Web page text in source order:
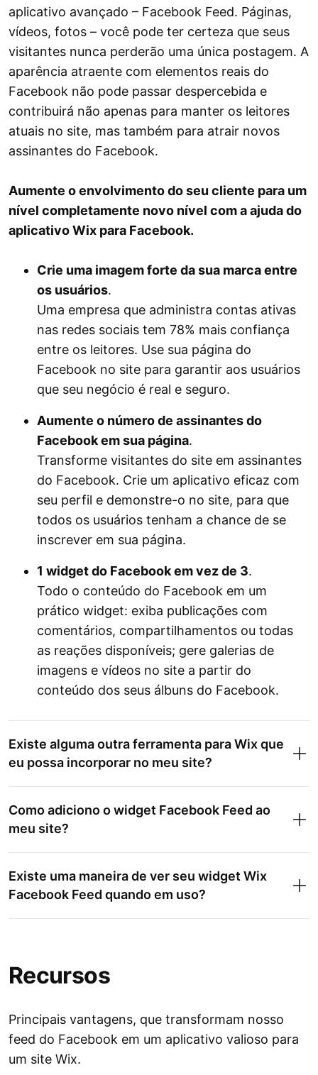
aplicativo avançado – Facebook Feed. Páginas,
vídeos, fotos – você pode ter certeza que seus
visitantes nunca perderão uma única postagem. A
aparência atraente com elementos reais do
Facebook não pode passar despercebida e
contribuirá não apenas para manter os leitores
atuais no site, mas também para atrair novos
assinantes do Facebook.
Aumente o envolvimento do seu cliente para um
nível completamente novo nível com a ajuda do
aplicativo Wix para Facebook.
Crie uma imagem forte da sua marca entre
os usuários.
Uma empresa que administra contas ativas
nas redes sociais tem 78% mais confiança
entre os leitores. Use sua página do
Facebook no site para garantir aos usuários
que seu negócio é real e seguro.
Aumente o número de assinantes do
Facebook em sua página.
Transforme visitantes do site em assinantes
do Facebook. Crie um aplicativo eficaz com
seu perfil e demonstre-o no site, para que
todos os usuários tenham a chance de se
inscrever em sua página.
1 widget do Facebook em vez de 3.
Todo o conteúdo do Facebook em um
prático widget: exiba publicações com
comentários, compartilhamentos ou todas
as reações disponíveis; gere galerias de
imagens e vídeos no site a partir do
conteúdo dos seus álbuns do Facebook.
Existe alguma outra ferramenta para Wix que
eu possa incorporar no meu site?
Como adiciono o widget Facebook Feed ao
meu site?
Existe uma maneira de ver seu widget Wix
Facebook Feed quando em uso?
Recursos
Principais vantagens, que transformam nosso
feed do Facebook em um aplicativo valioso para
um site Wix.